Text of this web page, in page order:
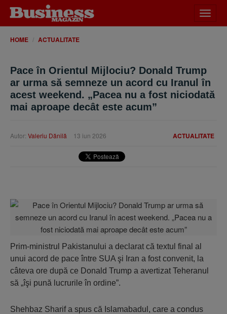
meniu
HOME ACTUALITATE
Pace în Orientul Mijlociu? Donald Trump
ar urma să semneze un acord cu Iranul în
acest weekend. „Pacea nu a fost niciodată
mai aproape decât este acum”
ACTUALITATE
Autor: Valeriu Dănilă 13 iun 2026
Prim-ministrul Pakistanului a declarat că textul final al
unui acord de pace între SUA şi Iran a fost convenit, la
câteva ore după ce Donald Trump a avertizat Teheranul
să „îşi pună lucrurile în ordine”.
Shehbaz Sharif a spus că Islamabadul, care a condus